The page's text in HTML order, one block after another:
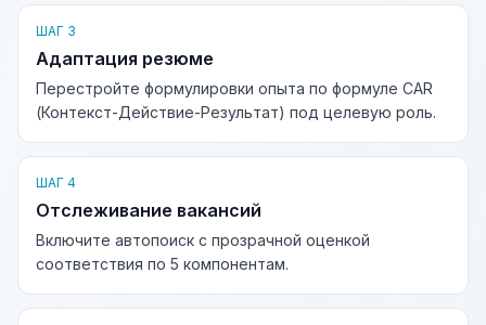
ШАГ 3
Адаптация резюме
Перестройте формулировки опыта по формуле CAR
(Контекст-Действие-Результат) под целевую роль.
ШАГ 4
Отслеживание вакансий
Включите автопоиск с прозрачной оценкой
соответствия по 5 компонентам.